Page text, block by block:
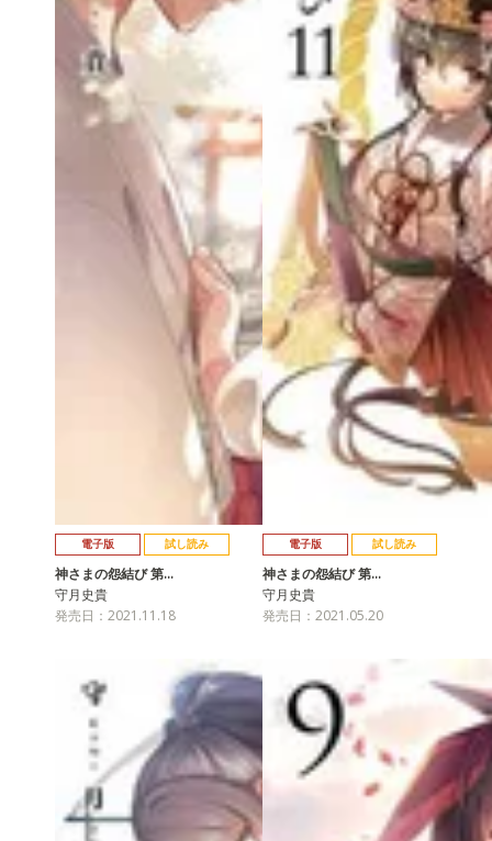
電子版 試し読み
神さまの怨結び 第…
守月史貴
発売日：2021.11.18
電子版 試し読み
神さまの怨結び 第…
守月史貴
発売日：2021.05.20